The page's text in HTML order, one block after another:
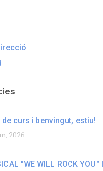
curs i benvingut, estiu!
2026
"WE WILL ROCK YOU" I